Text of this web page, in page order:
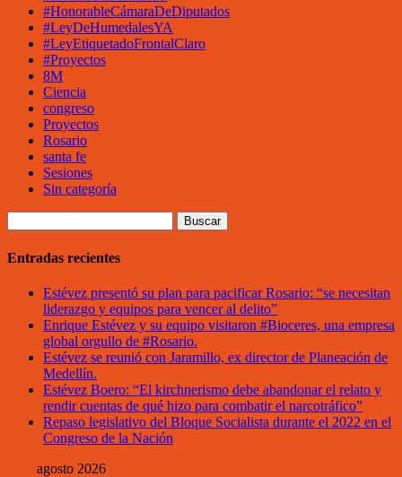
#HonorableCámaraDeDiputados
#LeyDeHumedalesYA
#LeyEtiquetadoFrontalClaro
#Proyectos
8M
Ciencia
congreso
Proyectos
Rosario
santa fe
Sesiones
Sin categoría
Entradas recientes
Estévez presentó su plan para pacificar Rosario: “se necesitan
liderazgo y equipos para vencer al delito”
Enrique Estévez y su equipo visitaron #Bioceres, una empresa
global orgullo de #Rosario.
Estévez se reunió con Jaramillo, ex director de Planeación de
Medellín.
Estévez Boero: “El kirchnerismo debe abandonar el relato y
rendir cuentas de qué hizo para combatir el narcotráfico”
Repaso legislativo del Bloque Socialista durante el 2022 en el
Congreso de la Nación
agosto 2026